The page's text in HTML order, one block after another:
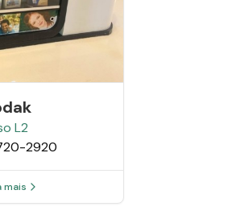
L2
2920
mais